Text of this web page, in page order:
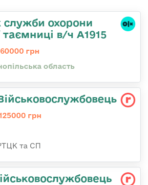
служби охорони
в/ч А1915
грн
область
грн
та СП